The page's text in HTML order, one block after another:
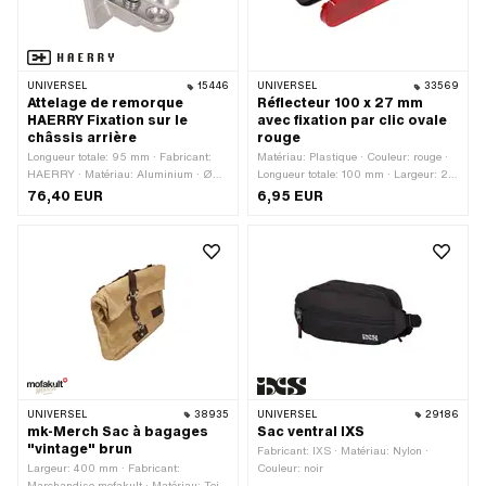
UNIVERSEL 15446
Attelage de remorque
HAERRY Fixation sur le
châssis arrière
Longueur totale: 95 mm · Fabricant:
HAERRY · Matériau: Aluminium · Ø
boule: 30 mm · Largeur: 73 mm ·
76,40 EUR
UNIVERSEL 33569
Réflecteur 100 x 27 mm
avec fixation par clic ovale
rouge
Matériau: Plastique · Couleur: rouge ·
Longueur totale: 100 mm · Largeur: 27
mm · Hauteur: 10 mm · Hauteur: 22
de fixation: 2 pcs · Distance entre les
trous: 70 mm · Marque de certification:
6,95 EUR
UNIVERSEL 38935
mk-Merch Sac à bagages
"vintage" brun
Largeur: 400 mm · Fabricant:
UNIVERSEL 29186
Sac ventral IXS
Fabricant: IXS · Matériau: Nylon ·
Couleur: noir